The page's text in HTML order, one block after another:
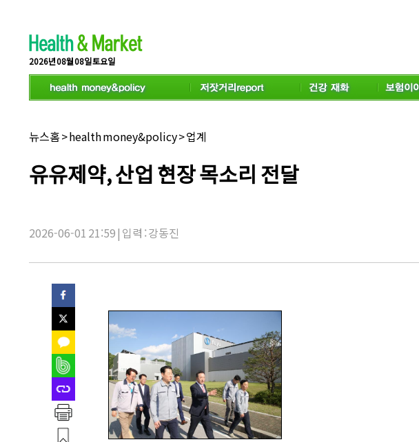
2026년 08월 08일 토요일
채
널
뉴스홈>health money&policy>업계
기
사
제
유유제약, 산업 현장 목소리 전달
2026-06-01 21:59 | 입력 : 강동진